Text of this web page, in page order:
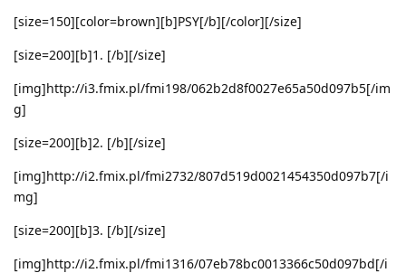
[size=150][color=brown][b]PSY[/b][/color][/size]
[size=200][b]1. [/b][/size]
[img]http://i3.fmix.pl/fmi198/062b2d8f0027e65a50d097b5[/im
g]
[size=200][b]2. [/b][/size]
[img]http://i2.fmix.pl/fmi2732/807d519d0021454350d097b7[/i
mg]
[size=200][b]3. [/b][/size]
[img]http://i2.fmix.pl/fmi1316/07eb78bc0013366c50d097bd[/i